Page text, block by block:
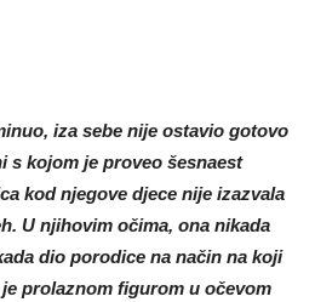
iza sebe nije ostavio gotovo
s kojom je proveo šesnaest
kod njegove djece nije izazvala
U njihovim očima, ona nikada
dio porodice na način na koji
prolaznom figurom u očevom